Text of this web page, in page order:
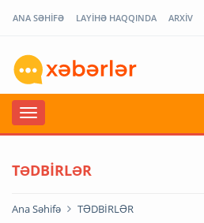
ANA SƏHİFƏ LAYİHƏ HAQQINDA ARXİV
TƏDBİRLƏR
Ana Səhifə TƏDBİRLƏR